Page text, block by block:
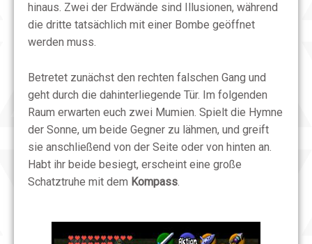
hinaus. Zwei der Erdwände sind Illusionen, während
die dritte tatsächlich mit einer Bombe geöffnet
werden muss.
Betretet zunächst den rechten falschen Gang und
geht durch die dahinterliegende Tür. Im folgenden
Raum erwarten euch zwei Mumien. Spielt die Hymne
der Sonne, um beide Gegner zu lähmen, und greift
sie anschließend von der Seite oder von hinten an.
Habt ihr beide besiegt, erscheint eine große
Schatztruhe mit dem Kompass